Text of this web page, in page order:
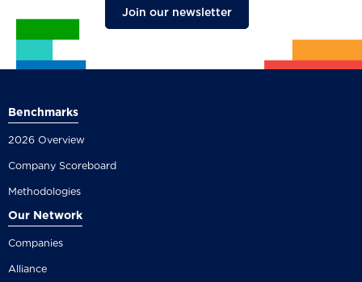
Join our newsletter
Benchmarks
2026 Overview
Company Scoreboard
Methodologies
Our Network
Companies
Alliance